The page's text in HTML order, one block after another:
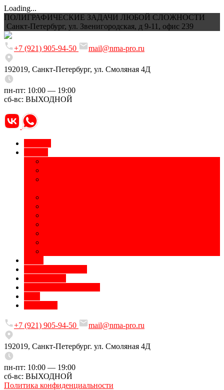
Loading...
ПОЛИГРАФИЧЕСКИЕ ЗАДАЧИ ЛЮБОЙ СЛОЖНОСТИ
Санкт-Петербург, ул. Звенигородская, д 9-11, офис 239
+7 (921) 905-94-50 mail@nma-pro.ru
192019, Санкт-Петербург, ул. Смоляная 4Д
пн-пт: 10:00 — 19:00
сб-вс: ВЫХОДНОЙ
+7 (921) 905-94-50 mail@nma-pro.ru
192019, Санкт-Петербург. ул. Смоляная 4Д
пн-пт: 10:00 — 19:00
сб-вс: ВЫХОДНОЙ
Политика конфиденциальности